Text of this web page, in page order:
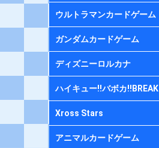
ウルトラマンカードゲーム
ガンダムカードゲーム
ディズニーロルカナ
ハイキュー!!バボカ!!BREAK
Xross Stars
アニマルカードゲーム